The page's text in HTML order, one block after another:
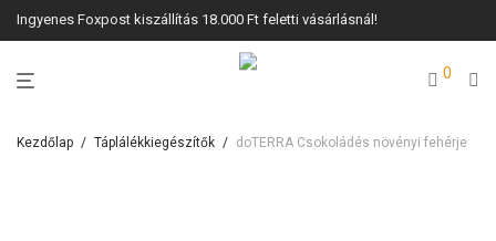
Ingyenes Foxpost kiszállítás 18.000 Ft feletti vásárlásnál!
0
Kezdőlap / Táplálékkiegészítők / doTERRA Csokoládés növényi fehérje